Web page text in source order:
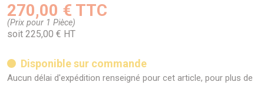
270,00 € TTC
(Prix pour 1 Pièce)
soit 225,00 € HT
Disponible sur commande
Aucun délai d'expédition renseigné pour cet article, pour plus de